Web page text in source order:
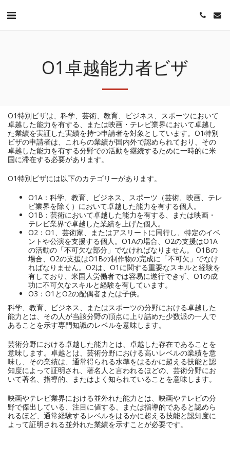
O1卓越能力者ビザ
O1特別ビザは、科学、芸術、教育、ビジネス、スポーツにおいて
卓越した能力を有する、または映画・テレビ業界において卓越し
た業績を実証した実績を持つ申請者を対象としています。O1特別
ビザの申請者は、これらの業績が国内外で認められており、その
卓越した能力を有する分野での活動を継続するために一時的に米
国に滞在する必要があります。
O1特別ビザには以下のカテゴリーがあります。
O1A：科学、教育、ビジネス、スポーツ（芸術、映画、テレ
ビ業界を除く）において卓越した能力を有する個人。
O1B：芸術において卓越した能力を有する、または映画・
テレビ業界で卓越した業績を上げた個人。
O2：O1、芸術家、またはアスリートに同行し、特定のイベ
ントや公演を支援する個人。O1Aの場合、O2の支援はO1A
の活動の「不可欠な部分」でなければなりません。 O1Bの
場合、O2の支援はO1Bの制作物の完成に「不可欠」でなけ
ればなりません。O2は、O1に関する重要なスキルと経験を
有しており、米国人労働者では容易に遂行できず、O1の成
功に不可欠なスキルと経験を有しています。
O3：O1とO2の配偶者または子供。
科学、教育、ビジネス、またはスポーツの分野における卓越した
能力とは、その人が当該分野の頂点に上り詰めた少数派の一人で
あることを示す専門知識のレベルを意味します。
芸術分野における卓越した能力とは、卓越した存在であることを
意味します。卓越とは、芸術分野における高いレベルの業績を意
味し、その業績は、通常得られる水準をはるかに超える技能と認
知度によって証明され、著名人と言われるほどの、芸術分野にお
いて著名、指導的、またはよく知られていることを意味します。
映画やテレビ業界における並外れた能力とは、映画やテレビの分
野で傑出している、注目に値する、または指導的であると認めら
れるほど、通常経験するレベルをはるかに超える技能と認知度に
よって証明される並外れた業績を示すことが必要です。